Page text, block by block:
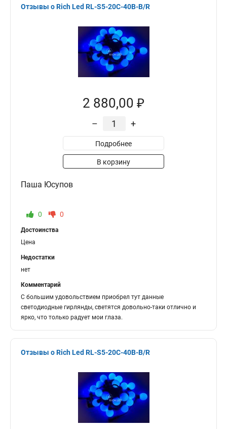
Отзывы о Rich Led RL-S5-20C-40B-B/R
2 880,00 ₽
– +
Подробнее
В корзину
Паша Юсупов
0 0
Достоинства
Цена
Недостатки
нет
Комментарий
С большим удовольствием приобрел тут данные
светодиодные гирлянды, светятся довольно-таки отлично и
ярко, что только радует мои глаза.
Отзывы о Rich Led RL-S5-20C-40B-B/R